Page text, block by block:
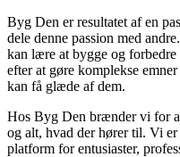
Byg Den er resultatet af en
dele denne passion med
kan lære at bygge og
efter at gøre komplekse
kan få glæde af dem.
Hos Byg Den brænder vi for
og alt, hvad der hører til. Vi
platform for entusiaster,